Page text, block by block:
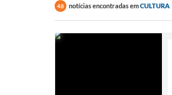
48 notícias encontradas emCULTURA